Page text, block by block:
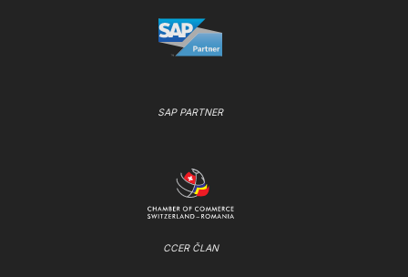
SAP PARTNER
CCER ČLAN